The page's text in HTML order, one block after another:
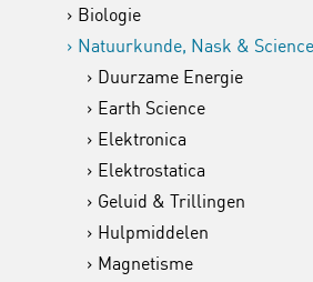
Biologie
Natuurkunde, Nask & Science
Duurzame Energie
Earth Science
Elektronica
Elektrostatica
Geluid & Trillingen
Hulpmiddelen
Magnetisme